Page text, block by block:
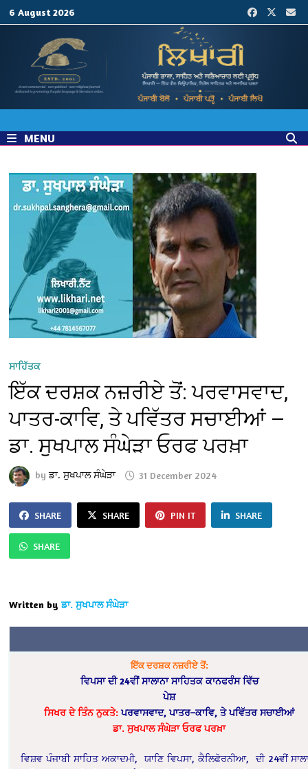
6 August 2026
MENU
ਸਾਹਿੱਤਕ
ਇੱਕ ਦਰਸ਼ਕ ਨਜ਼ਰੀਏ ਤੋਂ: ਪਰਵਾਸਵਾਦ,
ਪਾਤਰ-ਕਾਵਿ, ਤੇ ਪਵਿੱਤਰ ਸਚਾਈਆਂ —
ਡਾ. ਸੁਖਪਾਲ ਸੰਘੇੜਾ ਓਰਫ ਪਰਖ਼ਾ
byਡਾ. ਸੁਖਪਾਲ ਸੰਘੇੜਾ 31 December 2024
SHARE SHARE PIN IT SHARE
SHARE
Written by ਡਾ. ਸੁਖਪਾਲ ਸੰਘੇੜਾ
ਇੱਕਦਰਸ਼ਕਨਜ਼ਰੀਏਤੋਂ:
ਵਿਪਸਾ ਦੀ 24ਵੀਂ ਸਾਲਾਨਾ ਸਾਹਿਤਕ ਕਾਨਫਰੰਸ ਵਿੱਚ
ਪੇਸ਼
ਸਿਖਰ ਦੇ ਤਿੰਨ ਨੁਕਤੇ: ਪਰਵਾਸਵਾਦ,ਪਾਤਰ–ਕਾਵਿ,ਤੇ ਪਵਿੱਤਰ ਸਚਾਈਆਂ
ਡਾ.ਸੁਖਪਾਲ ਸੰਘੇੜਾ ਓਰਫ ਪਰਖ਼ਾ
ਵਿਸ਼ਵ ਪੰਜਾਬੀ ਸਾਹਿਤ ਅਕਾਦਮੀ, ਯਾਣਿ ਵਿਪਸਾ, ਕੈਲਿਫੋਰਨੀਆ, ਦੀ 24ਵੀਂ